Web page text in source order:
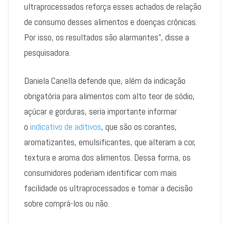
ultraprocessados reforça esses achados de relação
de consumo desses alimentos e doenças crônicas.
Por isso, os resultados são alarmantes”, disse a
pesquisadora.
Daniela Canella defende que, além da indicação
obrigatória para alimentos com alto teor de sódio,
açúcar e gorduras, seria importante informar
o indicativo de aditivos, que são os corantes,
aromatizantes, emulsificantes, que alteram a cor,
textura e aroma dos alimentos. Dessa forma, os
consumidores poderiam identificar com mais
facilidade os ultraprocessados e tomar a decisão
sobre comprá-los ou não.